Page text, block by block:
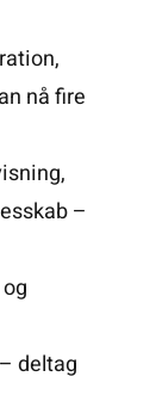
nå fire
–
deltag